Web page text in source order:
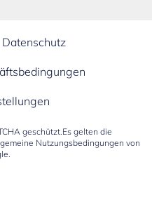
Datenschutz
geschützt.Es gelten die
Nutzungsbedingungen von